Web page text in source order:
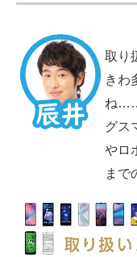
取り
きわ
ね
グス
やロ
まで